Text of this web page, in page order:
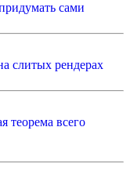
сами
слитых рендерах
теорема всего